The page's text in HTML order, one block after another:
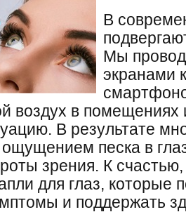
В
Мы
экранами
воздух в
В результате
песка в
зрения. К
для глаз, которые
и поддержать